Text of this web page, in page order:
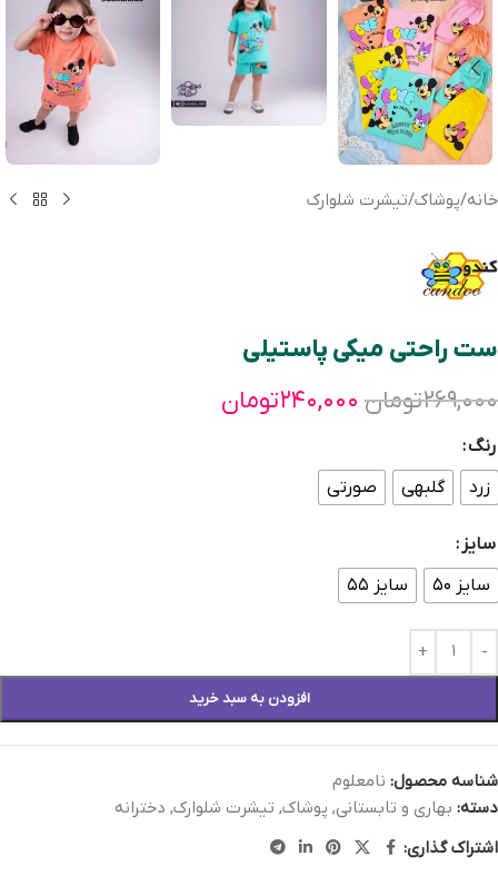
خانه/پوشاک/تیشرت شلوارک
ست راحتی میکی پاستیلی
۲۶۹,۰۰۰تومان ۲۴۰,۰۰۰تومان
رنگ
زرد
گلبهی صورتی
سایز
سایز ۵۰
سایز ۵۵
افزودن به سبد خرید
شناسه محصول: نامعلوم
دسته: بهاری و تابستانی, پوشاک, تیشرت شلوارک, دخترانه
اشتراک گذاری: